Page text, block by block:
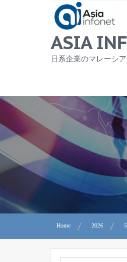
ASIA
日系企業のマレーシ
Home 2026